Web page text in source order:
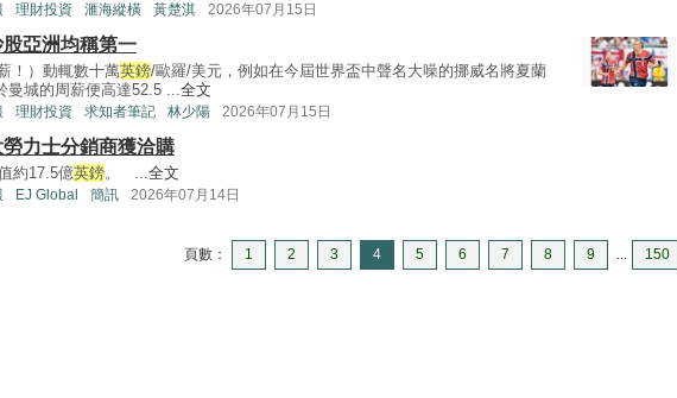
理財投資 滙海縱橫 黃楚淇 2026年07月15日
股亞洲均稱第一
！）動輒數十萬英鎊/歐羅/美元，例如在今屆世界盃中聲名大噪的挪威名將夏蘭
曼城的周薪便高達52.5 ...全文
理財投資 求知者筆記 林少陽 2026年07月15日
力士分銷商獲洽購
約17.5億英鎊。 ...全文
EJ Global 簡訊 2026年07月14日
頁數： 1 2 3 4 5 6 7 8 9 ... 150